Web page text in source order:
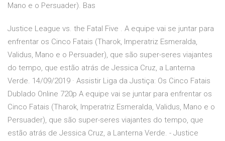
Mano e o Persuader). Bas
Justice League vs. the Fatal Five . A equipe vai se juntar para
enfrentar os Cinco Fatais (Tharok, Imperatriz Esmeralda,
Validus, Mano e o Persuader), que são super-seres viajantes
do tempo, que estão atrás de Jessica Cruz, a Lanterna
Verde. 14/09/2019 · Assistir Liga da Justiça: Os Cinco Fatais
Dublado Online 720p A equipe vai se juntar para enfrentar os
Cinco Fatais (Tharok, Imperatriz Esmeralda, Validus, Mano e o
Persuader), que são super-seres viajantes do tempo, que
estão atrás de Jessica Cruz, a Lanterna Verde. - Justice